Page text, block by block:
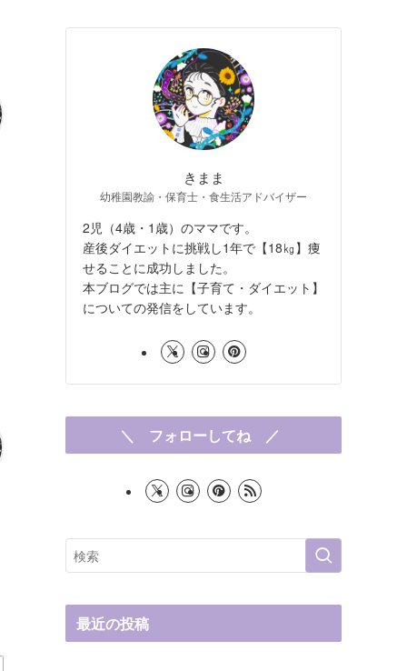
きまま
幼稚園教諭・保育士・食生活アドバイザー
2児（4歳・1歳）のママです。
産後ダイエットに挑戦し1年で【18㎏】痩
せることに成功しました。
本ブログでは主に【子育て・ダイエット】
についての発信をしています。
＼ フォローしてね ／
最近の投稿